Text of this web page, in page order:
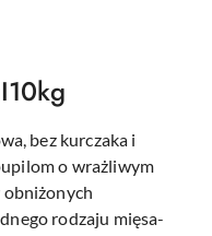
bez kurczaka i
o wrażliwym
obniżonych
rodzaju mięsa-